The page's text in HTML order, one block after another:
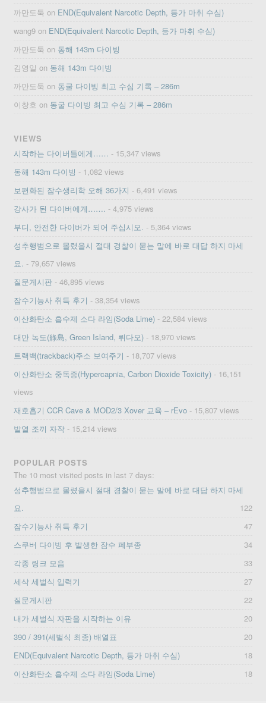
까만도둑 on END(Equivalent Narcotic Depth, 등가 마취 수심)
wang9 on END(Equivalent Narcotic Depth, 등가 마취 수심)
까만도둑 on 동해 143m 다이빙
김영일 on 동해 143m 다이빙
까만도둑 on 동굴 다이빙 최고 수심 기록 – 286m
이창호 on 동굴 다이빙 최고 수심 기록 – 286m
VIEWS
시작하는 다이버들에게…… - 15,347 views
동해 143m 다이빙 - 1,082 views
보편화된 잠수생리학 오해 36가지 - 6,491 views
강사가 된 다이버에게……. - 4,975 views
부디, 안전한 다이버가 되어 주십시오. - 5,364 views
성추행범으로 몰렸을시 절대 경찰이 묻는 말에 바로 대답 하지 마세
요. - 79,657 views
질문게시판 - 46,895 views
잠수기능사 취득 후기 - 38,354 views
이산화탄소 흡수제 소다 라임(Soda Lime) - 22,584 views
대만 녹도(綠島, Green Island, 뤼다오) - 18,970 views
트랙백(trackback)주소 보여주기 - 18,707 views
이산화탄소 중독증(Hypercapnia, Carbon Dioxide Toxicity) - 16,151
views
재호흡기 CCR Cave & MOD2/3 Xover 교육 – rEvo - 15,807 views
발열 조끼 자작 - 15,214 views
POPULAR POSTS
The 10 most visited posts in last 7 days:
성추행범으로 몰렸을시 절대 경찰이 묻는 말에 바로 대답 하지 마세
요.
122
잠수기능사 취득 후기
47
스쿠버 다이빙 후 발생한 잠수 폐부종
34
각종 링크 모음
33
세삭 세벌식 입력기
27
질문게시판
22
내가 세벌식 자판을 시작하는 이유
20
390 / 391(세벌식 최종) 배열표
20
END(Equivalent Narcotic Depth, 등가 마취 수심)
18
이산화탄소 흡수제 소다 라임(Soda Lime)
18